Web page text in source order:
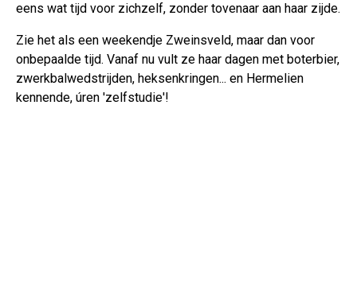
eens wat tijd voor zichzelf, zonder tovenaar aan haar zijde.
Zie het als een weekendje Zweinsveld, maar dan voor
onbepaalde tijd. Vanaf nu vult ze haar dagen met boterbier,
zwerkbalwedstrijden, heksenkringen... en Hermelien
kennende, úren 'zelfstudie'!